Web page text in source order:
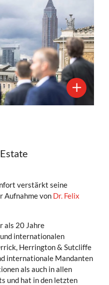
verstärkt seine
Aufnahme von Dr. Felix
als 20 Jahre
internationalen
Herrington & Sutcliffe
internationale Mandanten
als auch in allen
und hat in den letzten